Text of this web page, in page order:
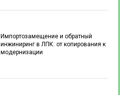
Импортозамещение и обратный
инжиниринг в ЛПК: от копирования к
модернизации